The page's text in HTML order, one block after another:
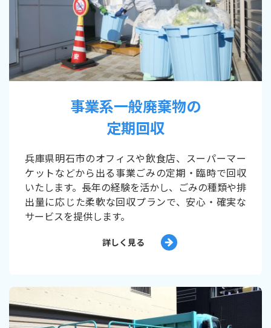
事業系一般廃棄物の
定期回収
兵庫県明石市のオフィスや飲食店、スーパーマー
ケットなどから出る事業ごみの定期・臨時で回収
いたします。長年の経験を活かし、ごみの種類や排
出量に応じた柔軟な回収プランで、安心・確実な
サービスを提供します。
詳しく見る